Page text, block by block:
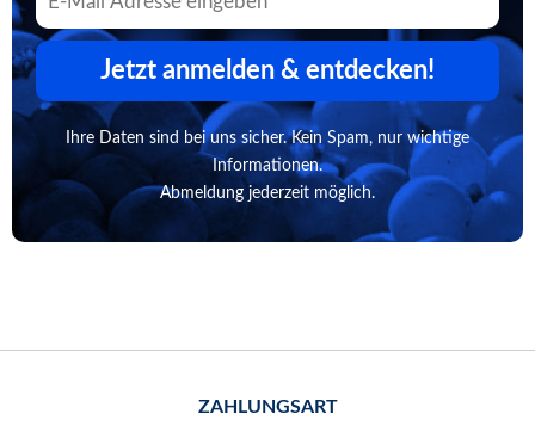
Jetzt anmelden & entdecken!
Ihre Daten sind bei uns sicher. Kein Spam, nur wichtige
Informationen.
Abmeldung jederzeit möglich.
ZAHLUNGSART